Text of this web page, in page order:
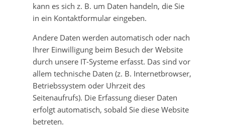
kann es sich z. B. um Daten handeln, die Sie
in ein Kontaktformular eingeben.
Andere Daten werden automatisch oder nach
Ihrer Einwilligung beim Besuch der Website
durch unsere IT-Systeme erfasst. Das sind vor
allem technische Daten (z. B. Internetbrowser,
Betriebssystem oder Uhrzeit des
Seitenaufrufs). Die Erfassung dieser Daten
erfolgt automatisch, sobald Sie diese Website
betreten.